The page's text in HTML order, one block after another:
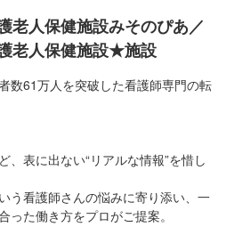
老人保健施設みそのぴあ／
老人保健施設★施設
数61万人を突破した看護師専門の転
、表に出ない“リアルな情報”を惜し
う看護師さんの悩みに寄り添い、一
った働き方をプロがご提案。